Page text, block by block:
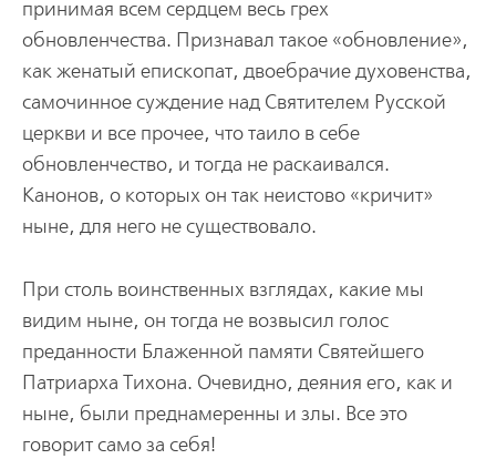
принимая всем сердцем весь грех
обновленчества. Признавал такое «обновление»,
как женатый епископат, двоебрачие духовенства,
самочинное суждение над Святителем Русской
церкви и все прочее, что таило в себе
обновленчество, и тогда не раскаивался.
Канонов, о которых он так неистово «кричит»
ныне, для него не существовало.
При столь воинственных взглядах, какие мы
видим ныне, он тогда не возвысил голос
преданности Блаженной памяти Святейшего
Патриарха Тихона. Очевидно, деяния его, как и
ныне, были преднамеренны и злы. Все это
говорит само за себя!